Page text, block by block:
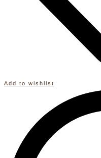
Add to wishlist